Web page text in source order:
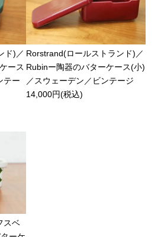
ド)／
ース
テー
Rorstrand(ロールストランド)／
Rubinー陶器のバターケース(小)
／スウェーデン／ビンテージ
14,000円(税込)
スベ